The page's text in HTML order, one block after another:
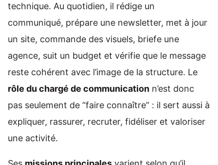
technique. Au quotidien, il rédige un
communiqué, prépare une newsletter, met à jour
un site, commande des visuels, briefe une
agence, suit un budget et vérifie que le message
reste cohérent avec l’image de la structure. Le
rôle du chargé de communication n’est donc
pas seulement de “faire connaître” : il sert aussi à
expliquer, rassurer, recruter, fidéliser et valoriser
une activité.